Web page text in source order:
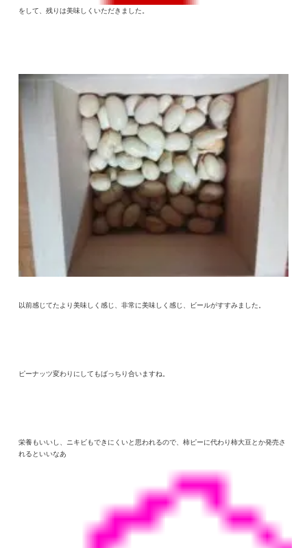
をして、残りは美味しくいただきました。
以前感じてたより美味しく感じ、非常に美味しく感じ、ビールがすすみました。
ピーナッツ変わりにしてもばっちり合いますね。
栄養もいいし、ニキビもできにくいと思われるので、柿ピーに代わり柿大豆とか発売さ
れるといいなあ